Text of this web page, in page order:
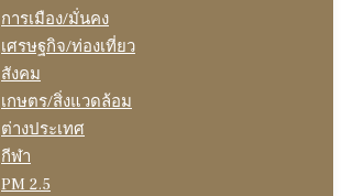
การเมือง/มั่นคง
เศรษฐกิจ/ท่องเที่ยว
สังคม
เกษตร/สิ่งแวดล้อม
ต่างประเทศ
กีฬา
PM 2.5